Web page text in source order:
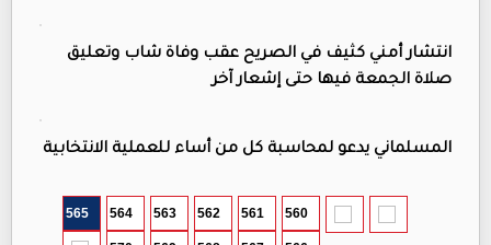
انتشار أمني كثيف في الصريح عقب وفاة شاب وتعليق
صلاة الجمعة فيها حتى إشعار آخر
المسلماني يدعو لمحاسبة كل من أساء للعملية الانتخابية
560
561
562
563
564
565